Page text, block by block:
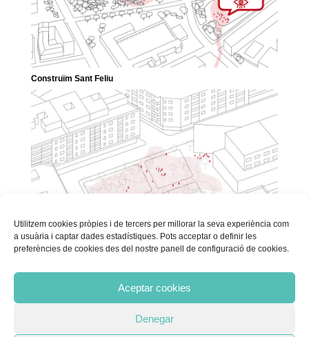
Utilitzem cookies pròpies i de tercers per millorar la seva experiència com
a usuària i captar dades estadístiques. Pots acceptar o definir les
preferències de cookies des del nostre panell de configuració de cookies.
Aceptar cookies
Denegar
Construïm Sant Feliu